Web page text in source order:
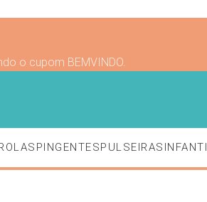
o cupom BEMVINDO.
PINGENTESPULSEIRAS